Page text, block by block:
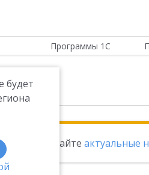
будет
Программы 1С
архиве. Читайте актуальные